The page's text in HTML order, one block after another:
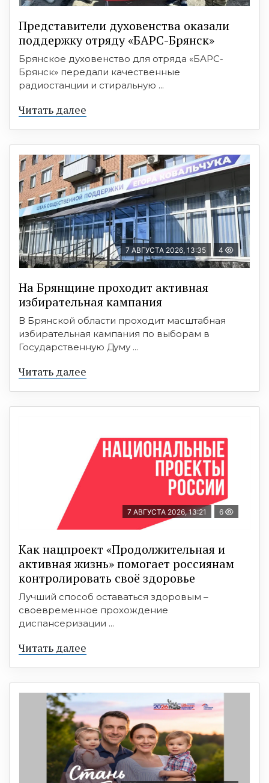
Представители духовенства оказали
поддержку отряду «БАРС-Брянск»
Брянское духовенство для отряда «БАРС-
Брянск» передали качественные
радиостанции и стиральную ...
Читать далее
7 АВГУСТА 2026, 13:35 4
На Брянщине проходит активная
избирательная кампания
В Брянской области проходит масштабная
избирательная кампания по выборам в
Государственную Думу ...
Читать далее
7 АВГУСТА 2026, 13:21 6
Как нацпроект «Продолжительная и
активная жизнь» помогает россиянам
контролировать своё здоровье
Лучший способ оставаться здоровым –
своевременное прохождение
диспансеризации ...
Читать далее